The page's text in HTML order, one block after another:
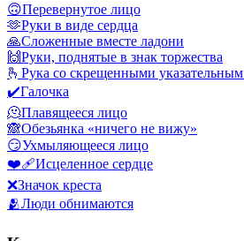
🙃Перевернутое лицо
🫶Руки в виде сердца
🙏Сложенные вместе ладони
🙌Руки, поднятые в знак торжества
🫰 Рука со скрещенными
✔️Галочка
🫠Плавящееся лицо
🙈Обезьянка «ничего не вижу»
😏Ухмыляющееся лицо
❤️‍🩹Исцеленное сердце
❌Значок креста
🫂Люди обнимаются